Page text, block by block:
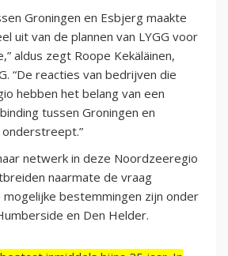
Groningen en Esbjerg maakte
uit van de plannen van LYGG voor
aldus zegt Roope Kekäläinen,
“De reacties van bedrijven die
hebben het belang van een
tussen Groningen en
netwerk in deze Noordzeeregio
naarmate de vraag
bestemmingen zijn onder
en Den Helder.